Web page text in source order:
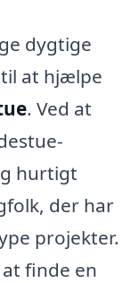
dygtige
at hjælpe
. Ved at
hurtigt
der har
projekter.
finde en